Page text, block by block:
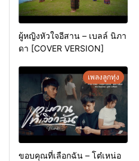
ผู้หญิงหัวใจอีสาน – เบลล์ นิภา
ดา [COVER VERSION]
เพลงลูกทุ่ง
ขอบคุณที่เลือกฉัน – โต๋เหน่อ